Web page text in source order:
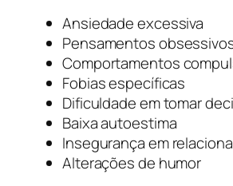
Ansiedade excessiva
Pensamentos
Comportamentos
Fobias específicas
Dificuldade em tomar
Baixa autoestima
Insegurança em
Alterações de humor